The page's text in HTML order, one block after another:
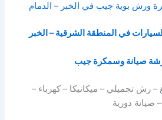
ورش بوية جيب في الخبر – الدمام
في المنطقة الشرقية – الخبر
صيانة وسمكرة جيب
رش تجميلي – ميكانيكا – كهرباء –
دورية